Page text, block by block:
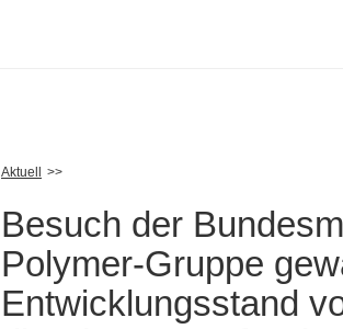
Aktuell
Besuch der
Polymer-Gruppe
Entwicklungsstand